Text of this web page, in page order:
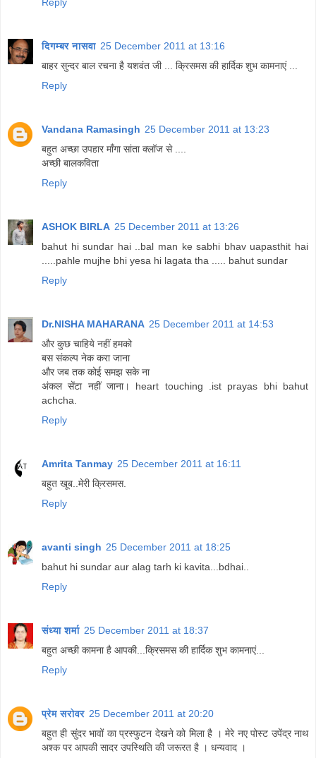
दिगम्बर नासवा 25 December 2011 at 13:16
बाहर सुन्दर बाल रचना है यशवंत जी ... क्रिसमस की हार्दिक शुभ कामनाएं ...
Reply
Vandana Ramasingh 25 December 2011 at 13:23
बहुत अच्छा उपहार माँगा सांता क्लॉज से ....
अच्छी बालकविता
Reply
ASHOK BIRLA 25 December 2011 at 13:26
bahut hi sundar hai ..bal man ke sabhi bhav uapasthit hai
.....pahle mujhe bhi yesa hi lagata tha ..... bahut sundar
Reply
Dr.NISHA MAHARANA 25 December 2011 at 14:53
और कुछ चाहिये नहीं हमको
बस संकल्प नेक करा जाना
और जब तक कोई समझ सके ना
अंकल सेंटा नहीं जाना। heart touching .ist prayas bhi bahut
achcha.
Reply
Amrita Tanmay 25 December 2011 at 16:11
बहुत खूब..मेरी क्रिसमस.
Reply
avanti singh 25 December 2011 at 18:25
bahut hi sundar aur alag tarh ki kavita...bdhai..
Reply
संध्या शर्मा 25 December 2011 at 18:37
बहुत अच्छी कामना है आपकी...क्रिसमस की हार्दिक शुभ कामनाएं...
Reply
प्रेम सरोवर 25 December 2011 at 20:20
बहुत ही सुंदर भावों का प्रस्फुटन देखने को मिला है । मेरे नए पोस्ट उपेंद्र नाथ
अश्क पर आपकी सादर उपस्थिति की जरूरत है । धन्यवाद ।